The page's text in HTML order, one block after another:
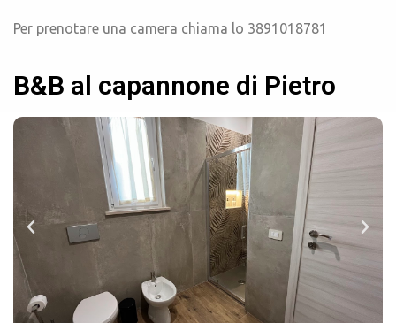
Per prenotare una camera chiama lo 3891018781
B&B al capannone di Pietro